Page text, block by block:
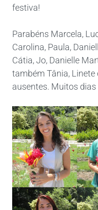
festiva!
Parabéns Marcela,
Carolina, Paula,
Cátia, Jo, Danielle
também Tânia, Linete
ausentes. Muitos